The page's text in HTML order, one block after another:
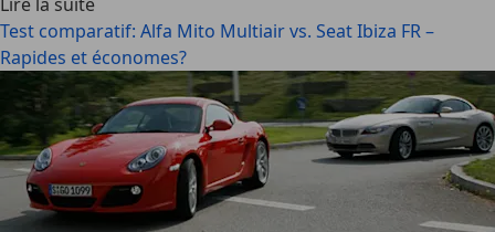
Test comparatif: Alfa Mito Multiair vs. Seat Ibiza FR –
Rapides et économes?